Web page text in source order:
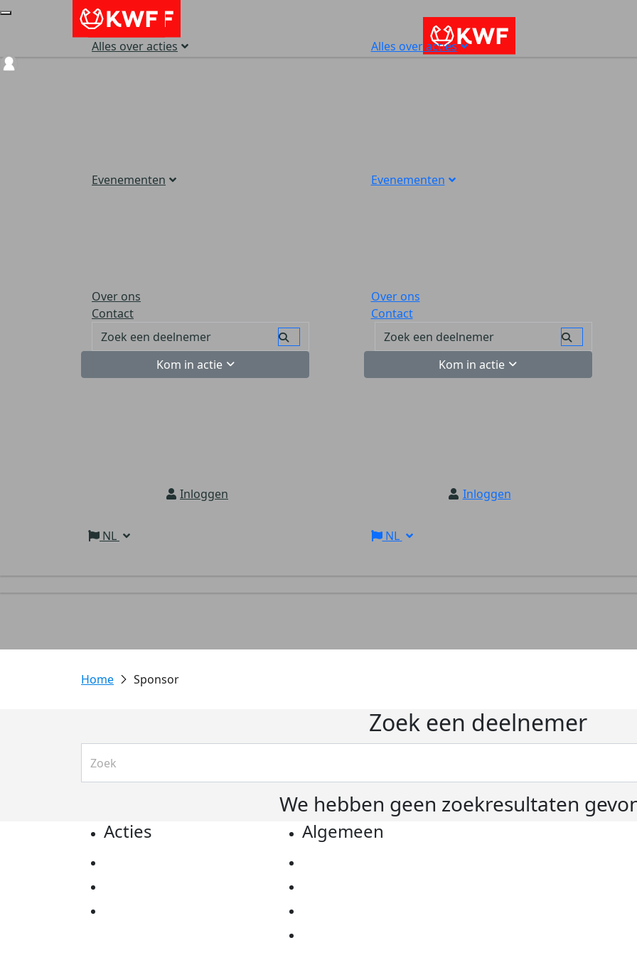
Alles over acties
Evenementen
Over ons
Contact
Kom in actie
Inloggen
NL
Alles over acties
Evenementen
Over ons
Contact
Kom in actie
Inloggen
NL
Sponsor
Zoek een deelnemer
We hebben geen zoekresultaten
Acties Algemeen